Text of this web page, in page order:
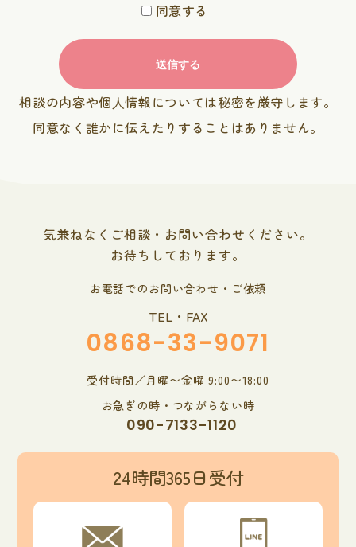
同意する
相談の内容や個⼈情報については秘密を厳守します。
同意なく誰かに伝えたりすることはありません。
気兼ねなくご相談・お問い合わせください。
お待ちしております。
お電話でのお問い合わせ・ご依頼
TEL・FAX
0868-33-9071
受付時間／月曜〜金曜 9:00〜18:00
お急ぎの時・つながらない時
090-7133-1120
24時間365日受付